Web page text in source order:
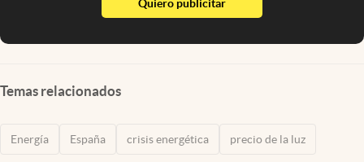
Quiero publicitar
Temas relacionados
Energía España crisis energética precio de la luz